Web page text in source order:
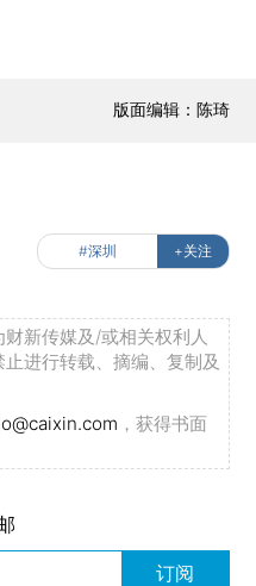
版面编辑：陈琦
#深圳 +关注
新传媒及/或相关权利人
进行转载、摘编、复制及
，获得书面
订阅